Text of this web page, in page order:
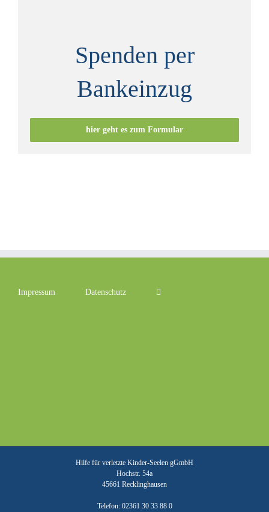
Spenden per
Bankeinzug
hier geht es zum Formular
Impressum Datenschutz
Hilfe für verletzte Kinder-Seelen gGmbH
Hochstr. 54a
45661 Recklinghausen
Telefon: 02361 30 33 88 0